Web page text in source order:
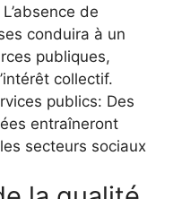
de
conduira à un
publiques,
collectif.
publics: Des
entraîneront
secteurs sociaux